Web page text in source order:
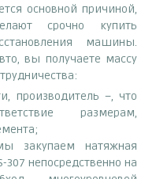
основной причиной,
срочно купить
машины.
вы получаете массу
производитель –, что
размерам,
закупаем натяжная
непосредственно на